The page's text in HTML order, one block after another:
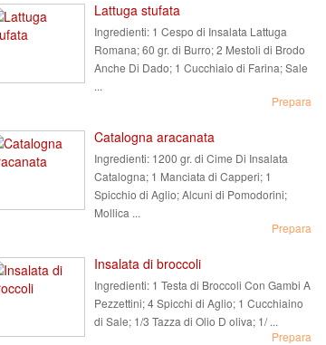
Lattuga stufata
Ingredienti: 1 Cespo di Insalata Lattuga
Romana; 60 gr. di Burro; 2 Mestoli di Brodo
Anche Di Dado; 1 Cucchiaio di Farina; Sale
...
Prepara
Catalogna aracanata
Ingredienti: 1200 gr. di Cime Di Insalata
Catalogna; 1 Manciata di Capperi; 1
Spicchio di Aglio; Alcuni di Pomodorini;
Mollica ...
Prepara
Insalata di broccoli
Ingredienti: 1 Testa di Broccoli Con Gambi A
Pezzettini; 4 Spicchi di Aglio; 1 Cucchiaino
di Sale; 1/3 Tazza di Olio D oliva; 1/ ...
Prepara